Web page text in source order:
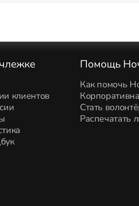
клиентов
Помощь
Как помочь
Стать
Распечатать